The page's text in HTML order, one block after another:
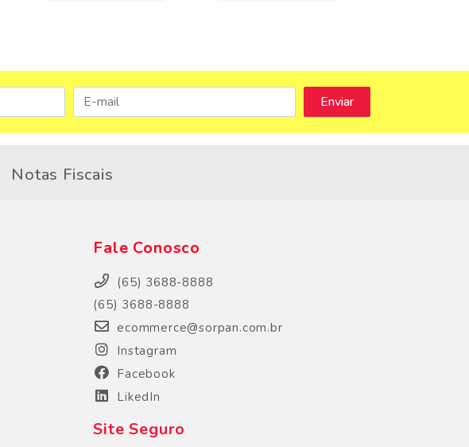
Notas Fiscais
Fale Conosco
(65) 3688-8888
(65) 3688-8888
ecommerce@sorpan.com.br
Instagram
Facebook
LikedIn
Site Seguro